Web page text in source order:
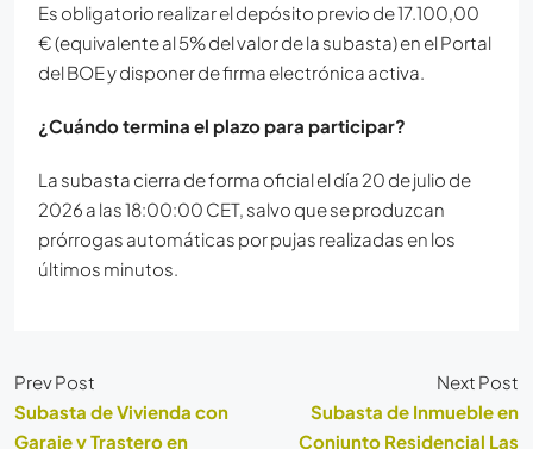
Es obligatorio realizar el depósito previo de 17.100,00
€ (equivalente al 5% del valor de la subasta) en el Portal
del BOE y disponer de firma electrónica activa.
¿Cuándo termina el plazo para participar?
La subasta cierra de forma oficial el día 20 de julio de
2026 a las 18:00:00 CET, salvo que se produzcan
prórrogas automáticas por pujas realizadas en los
últimos minutos.
Prev Post
Subasta de Vivienda con
Garaje y Trastero en
Next Post
Subasta de Inmueble en
Conjunto Residencial Las